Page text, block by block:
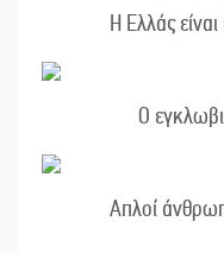
Η Ελλάς
Ο
Απλοί